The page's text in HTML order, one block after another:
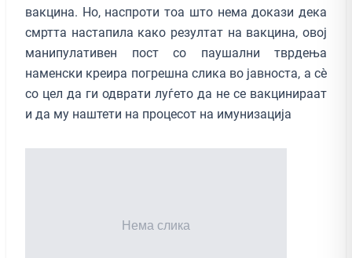
вакцина. Но, наспроти тоа што нема докази дека
смртта настапила како резултат на вакцина, овој
манипулативен пост со паушални тврдења
наменски креира погрешна слика во јавноста, а сè
со цел да ги одврати луѓето да не се вакцинираат
и да му наштети на процесот на имунизација